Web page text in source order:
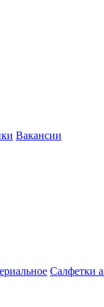
Вакансии
Салфетки